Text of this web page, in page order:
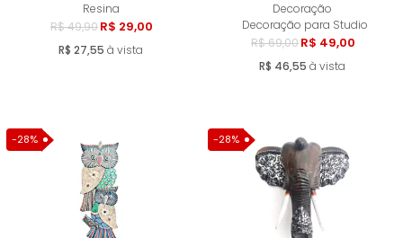
Resina
R$ 49,90R$ 29,00
R$ 27,55 à vista
Comprar
Decoração
Decoração para Studio
R$ 69,00R$ 49,00
R$ 46,55 à vista
-28% -28%